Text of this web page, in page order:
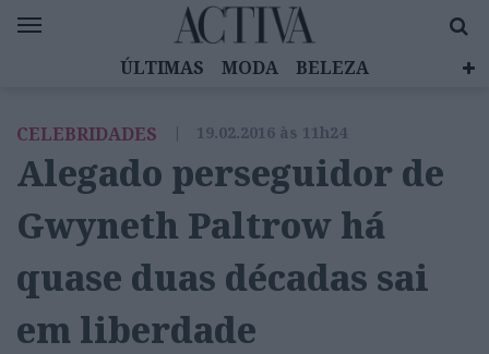
ÚLTIMAS MODA
BELEZA
EMOÇÕES
MULHERES INSPIRADORAS
DIZ QUEM SABE
ACTIVA BRAND STUDIO
CELEBRIDADES | 19.02.2016 às 11h24
Alegado perseguidor de
Gwyneth Paltrow há
quase duas décadas sai
em liberdade